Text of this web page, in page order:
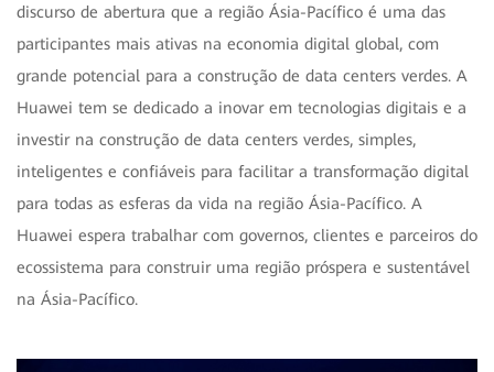
discurso de abertura que a região Ásia-Pacífico é uma das
participantes mais ativas na economia digital global, com
grande potencial para a construção de data centers verdes. A
Huawei tem se dedicado a inovar em tecnologias digitais e a
investir na construção de data centers verdes, simples,
inteligentes e confiáveis para facilitar a transformação digital
para todas as esferas da vida na região Ásia-Pacífico. A
Huawei espera trabalhar com governos, clientes e parceiros do
ecossistema para construir uma região próspera e sustentável
na Ásia-Pacífico.